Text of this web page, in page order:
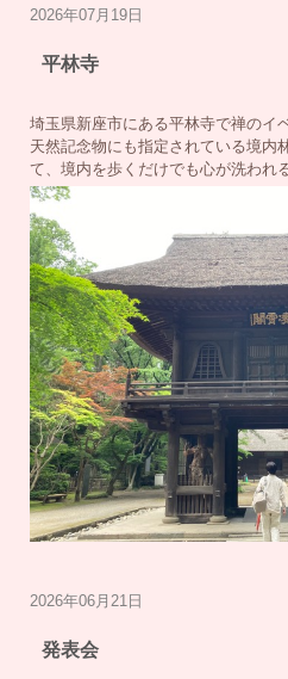
2026年07月19日
平林寺
埼玉県新座市にある平林寺で禅のイ
天然記念物にも指定されている境内
て、境内を歩くだけでも心が洗われ
2026年06月21日
発表会